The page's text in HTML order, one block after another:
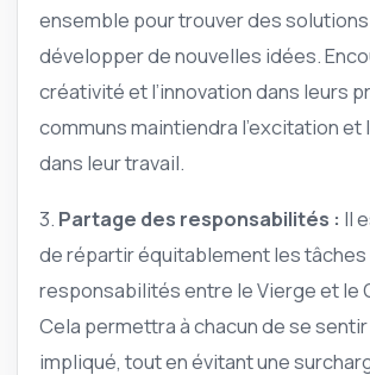
ensemble pour trouver des
développer de nouvelles idées.
créativité et l’innovation dans leurs
communs maintiendra l’excitation et
dans leur travail.
3. Partage des responsabilités : Il
de répartir équitablement les tâches
responsabilités entre le Vierge et le
Cela permettra à chacun de se
impliqué, tout en évitant une